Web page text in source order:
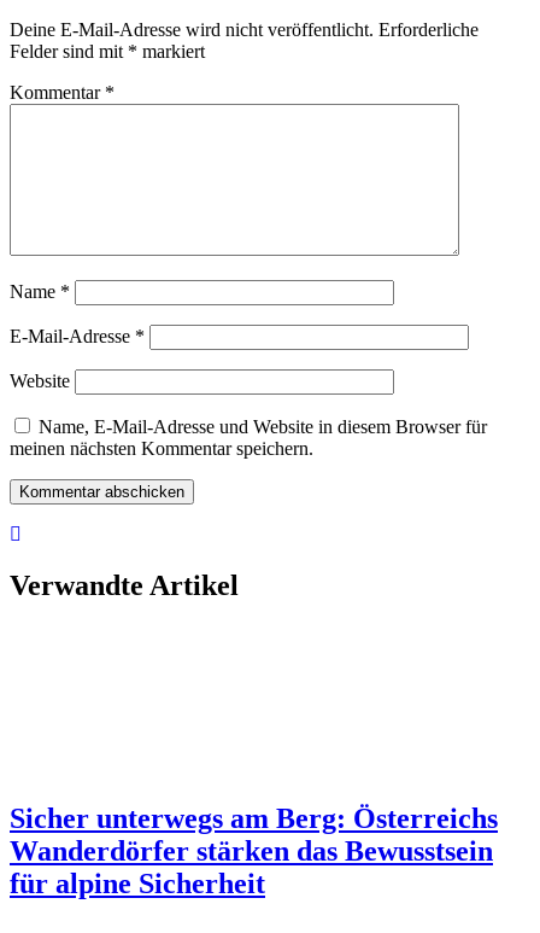
Deine E-Mail-Adresse wird nicht veröffentlicht. Erforderliche
Felder sind mit * markiert
Kommentar *
Name *
E-Mail-Adresse *
Website
Name, E-Mail-Adresse und Website in diesem Browser für
meinen nächsten Kommentar speichern.
Verwandte Artikel
Sicher unterwegs am Berg: Österreichs
Wanderdörfer stärken das Bewusstsein
für alpine Sicherheit